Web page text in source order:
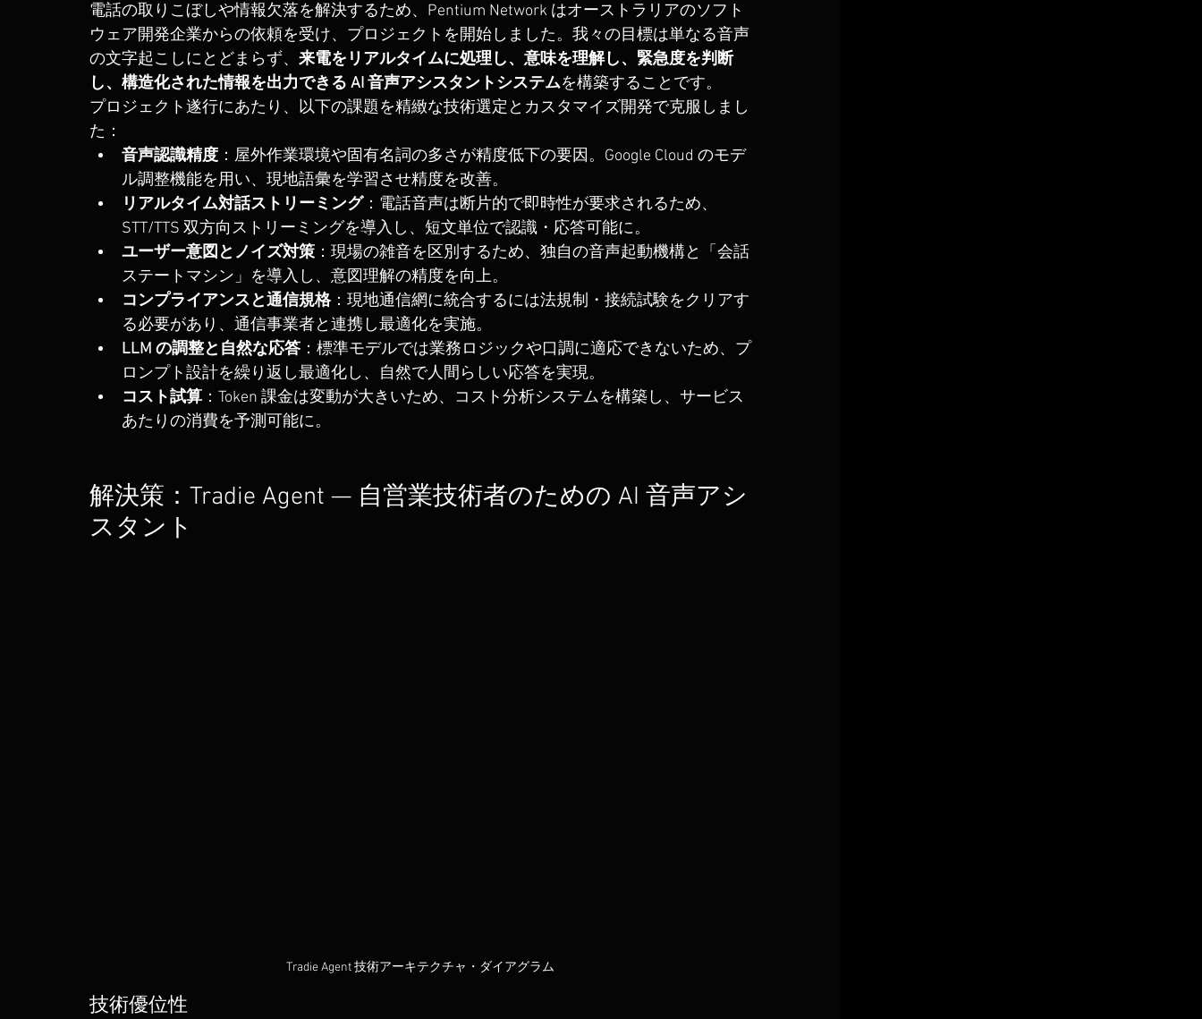
電話の取りこぼしや情報欠落を解決するため、Pentium Network はオーストラリアのソフト
ウェア開発企業からの依頼を受け、プロジェクトを開始しました。我々の目標は単なる音声
の文字起こしにとどまらず、 来電をリアルタイムに処理し、意味を理解し、緊急度を判断
し、構造化された情報を出力できる AI 音声アシスタントシステムを構築することです。
プロジェクト遂行にあたり、以下の課題を精緻な技術選定とカスタマイズ開発で克服しまし
た：
音声認識精度 ：屋外作業環境や固有名詞の多さが精度低下の要因。Google Cloud のモデ
ル調整機能を用い、現地語彙を学習させ精度を改善。
リアルタイム対話ストリーミング：電話音声は断片的で即時性が要求されるため、
STT/TTS 双方向ストリーミングを導入し、短文単位で認識・応答可能に。
ユーザー意図とノイズ対策：現場の雑音を区別するため、独自の音声起動機構と「会話
ステートマシン」を導入し、意図理解の精度を向上。
コンプライアンスと通信規格：現地通信網に統合するには法規制・接続試験をクリアす
る必要があり、通信事業者と連携し最適化を実施。
LLM の調整と自然な応答 ：標準モデルでは業務ロジックや口調に適応できないため、プ
ロンプト設計を繰り返し最適化し、自然で人間らしい応答を実現。
コスト試算 ：Token 課金は変動が大きいため、コスト分析システムを構築し、サービス
あたりの消費を予測可能に。
解決策：Tradie Agent — 自営業技術者のための AI 音声アシ
スタント
Tradie Agent 技術アーキテクチャ・ダイアグラム
技術優位性